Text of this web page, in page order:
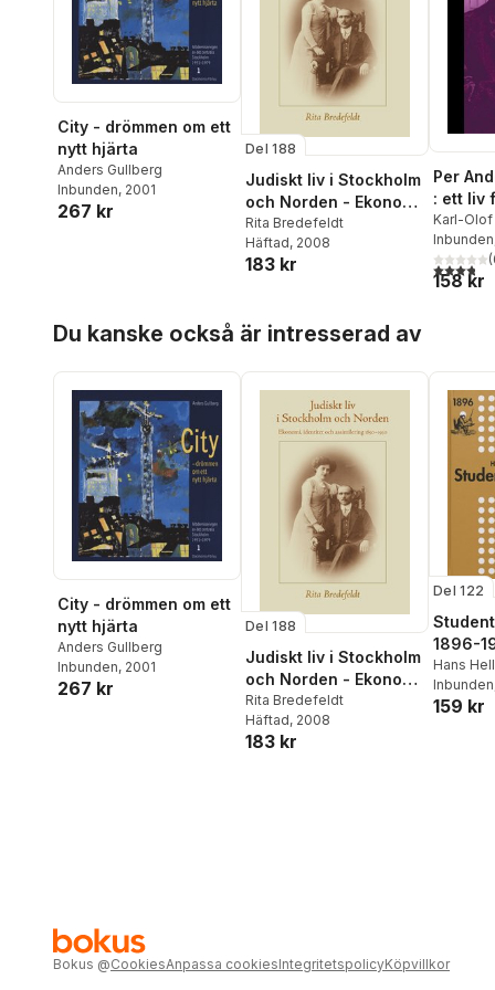
City - drömmen om ett
nytt hjärta
Anders Gullberg
Inbunden, 2001
267 kr
Del 188
Judiskt liv i Stockholm
och Norden - Ekonomi,
identitet och
assimilering
Rita Bredefeldt
Häftad, 2008
183 kr
Per
: ett liv
freden
Karl-
Inbunden
3,8utav 5(
158 kr
Du kanske också är intresserad av
City - drömmen om ett
nytt hjärta
Anders Gullberg
Inbunden, 2001
267 kr
Del 188
Judiskt liv i Stockholm
och Norden - Ekonomi,
identitet och
assimilering
Rita Bredefeldt
Häftad, 2008
183 kr
Del 122
1896-
Hans
Inbunden
159 kr
Bokus @CookiesAnpassa cookiesIntegritetspolicyKöpvillkor